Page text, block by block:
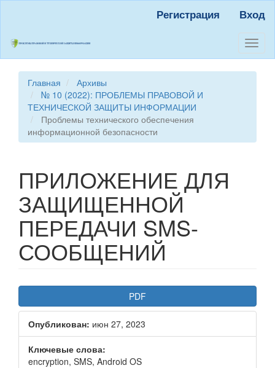
содержанию
навигация
Основное
содержание
Боковая
панель
Регистрация Вход
Главная
Архивы
№ 10 (2022): ПРОБЛЕМЫ ПРАВОВОЙ И
ТЕХНИЧЕСКОЙ ЗАЩИТЫ ИНФОРМАЦИИ
Проблемы технического обеспечения
информационной безопасности
ПРИЛОЖЕНИЕ ДЛЯ
ЗАЩИЩЕННОЙ
ПЕРЕДАЧИ SMS-
СООБЩЕНИЙ
Статья
боковой
панели
PDF
Опубликован: июн 27, 2023
Ключевые слова:
encryption, SMS, Android OS